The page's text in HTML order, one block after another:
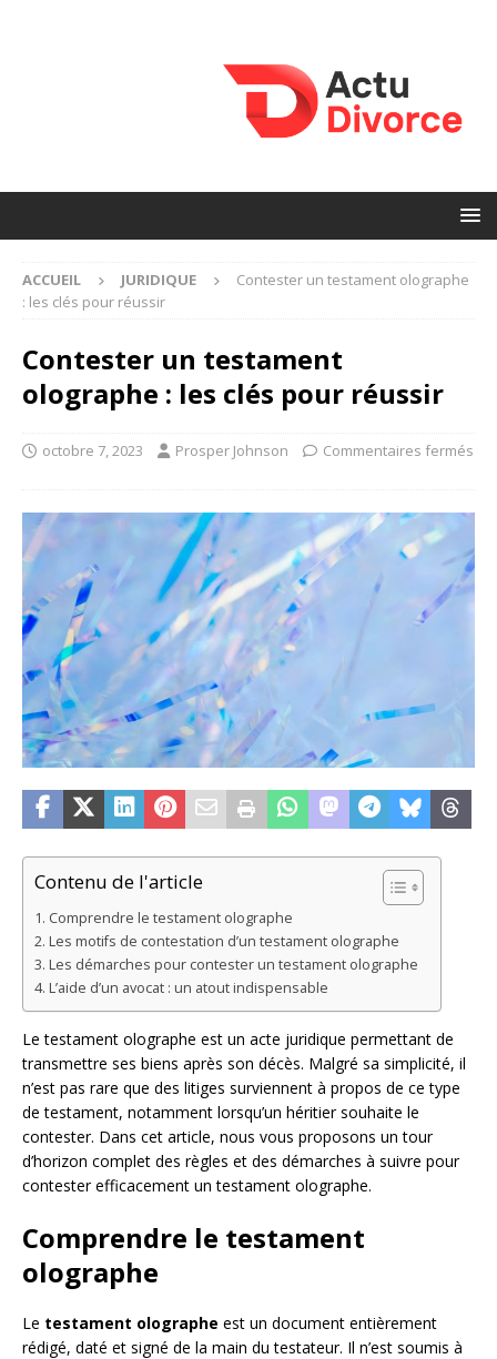
ACCUEIL JURIDIQUE
Contester un testament olographe
: les clés pour réussir
Contester un testament
olographe : les clés pour réussir
octobre 7, 2023 Prosper Johnson Commentaires fermés
Contenu de l'article
Comprendre le testament olographe
Les motifs de contestation d’un testament olographe
Les démarches pour contester un testament olographe
L’aide d’un avocat : un atout indispensable
Le testament olographe est un acte juridique permettant de
transmettre ses biens après son décès. Malgré sa simplicité, il
n’est pas rare que des litiges surviennent à propos de ce type
de testament, notamment lorsqu’un héritier souhaite le
contester. Dans cet article, nous vous proposons un tour
d’horizon complet des règles et des démarches à suivre pour
contester efficacement un testament olographe.
Comprendre le testament
olographe
Le testament olographe est un document entièrement
rédigé, daté et signé de la main du testateur. Il n’est soumis à